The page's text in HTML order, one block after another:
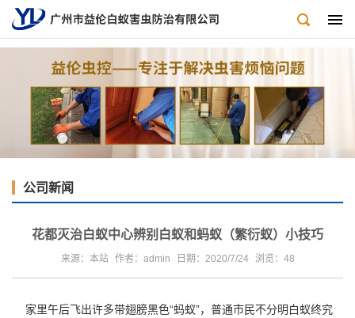
公司新闻
花都灭治白蚁中心辨别白蚁和蚂蚁（繁衍蚁）小技巧
来源：本站 作者：admin 日期：2020/7/24 浏览： 48
家里午后飞出许多带翅膀黑色“蚂蚁”，普通市民不分明白蚁终究